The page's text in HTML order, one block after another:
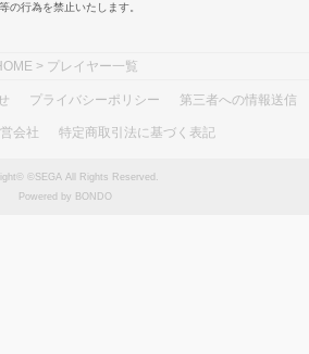
の行為を禁止いたします。
> プレイヤー一覧
プライバシーポリシー 第三者への情報送信
会社 特定商取引法に基づく表記
©SEGA All Rights Reserved.
Powered by BONDO